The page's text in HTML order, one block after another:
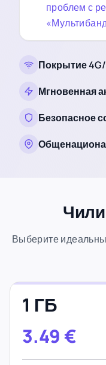
проблем с
Покрытие
Мгновенная
Безопасное
Выберите
1 ГБ
3.49 €